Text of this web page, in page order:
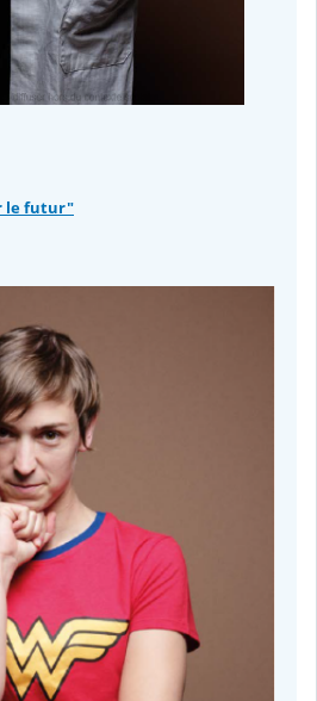
le futur"